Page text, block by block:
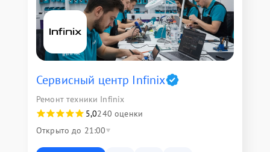
Сервисный центр Infinix
Ремонт техники Infinix
5,0240 оценки
Открыто до 21:00